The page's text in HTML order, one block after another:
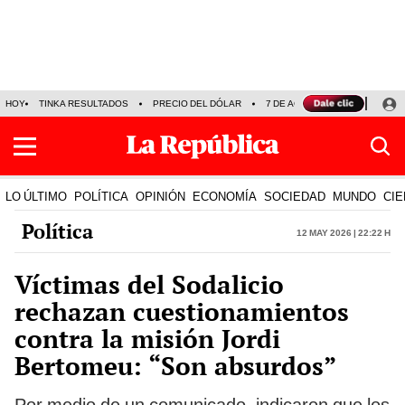
HOY TINKA RESULTADOS PRECIO DEL DÓLAR 7 DE AGOSTO OLLANTA
LO ÚLTIMO POLÍTICA OPINIÓN ECONOMÍA SOCIEDAD MUNDO
Política 12 May 2026 | 22:22 h
Víctimas del Sodalicio
rechazan cuestionamientos
contra la misión Jordi
Bertomeu: “Son absurdos”